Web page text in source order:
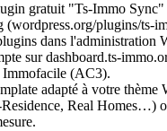
gratuit "Ts-Immo Sync"
(wordpress.org/plugins/ts-
dans l'administration
sur dashboard.ts-
Immofacile (AC3).
adapté à votre thème
Real Homes…)